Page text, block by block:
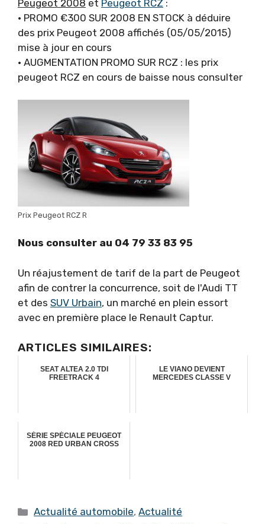
Peugeot 2008 et Peugeot RCZ :
• PROMO €300 SUR 2008 EN STOCK à déduire
des prix Peugeot 2008 affichés (05/05/2015)
mise à jour en cours
• AUGMENTATION PROMO SUR RCZ : les prix
peugeot RCZ en cours de baisse nous consulter
Prix Peugeot RCZ R
Nous consulter au 04 79 33 83 95
Un réajustement de tarif de la part de Peugeot
afin de contrer la concurrence, soit de l'Audi TT
et des SUV Urbain, un marché en plein essort
avec en première place le Renault Captur.
ARTICLES SIMILAIRES:
SEAT ALTEA 2.0 TDI
FREETRACK 4
LE VIANO DEVIENT
MERCEDES CLASSE V
SÉRIE SPÉCIALE PEUGEOT
2008 RED URBAN CROSS
Catégories
Actualité automobile,Actualité